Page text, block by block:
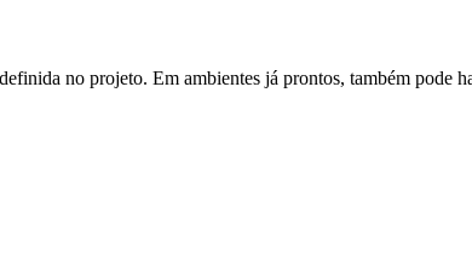
no projeto. Em ambientes já prontos, também pode